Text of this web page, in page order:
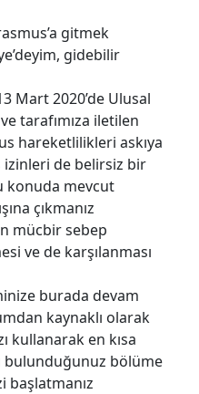
gitmek
gidebilir
Mart 2020’de Ulusal
tarafımıza iletilen
hareketlilikleri askıya
izinleri de belirsiz bir
konuda mevcut
çıkmanız
mücbir sebep
ve de karşılanması
burada devam
kaynaklı olarak
kullanarak en kısa
bulunduğunuz bölüme
başlatmanız